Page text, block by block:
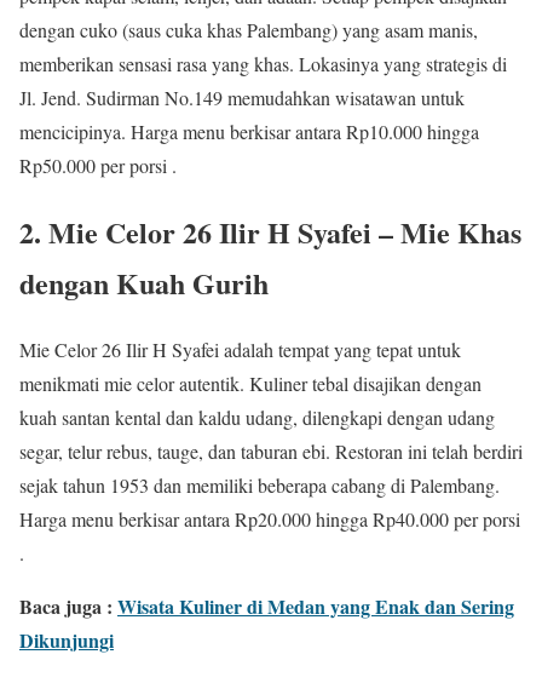
dengan cuko (saus cuka khas Palembang) yang asam manis,
memberikan sensasi rasa yang khas. Lokasinya yang strategis di
Jl. Jend. Sudirman No.149 memudahkan wisatawan untuk
mencicipinya. Harga menu berkisar antara Rp10.000 hingga
Rp50.000 per porsi .
2. Mie Celor 26 Ilir H Syafei – Mie Khas
dengan Kuah Gurih
Mie Celor 26 Ilir H Syafei adalah tempat yang tepat untuk
menikmati mie celor autentik. Kuliner tebal disajikan dengan
kuah santan kental dan kaldu udang, dilengkapi dengan udang
segar, telur rebus, tauge, dan taburan ebi. Restoran ini telah berdiri
sejak tahun 1953 dan memiliki beberapa cabang di Palembang.
Harga menu berkisar antara Rp20.000 hingga Rp40.000 per porsi
.
Baca juga : Wisata Kuliner di Medan yang Enak dan Sering
Dikunjungi